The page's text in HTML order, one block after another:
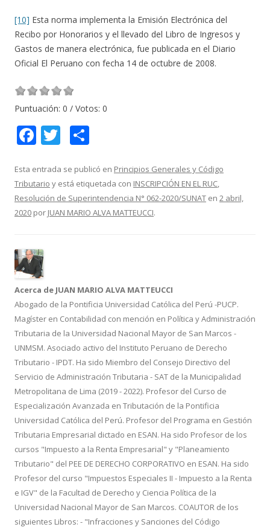
[10] Esta norma implementa la Emisión Electrónica del
Recibo por Honorarios y el llevado del Libro de Ingresos y
Gastos de manera electrónica, fue publicada en el Diario
Oficial El Peruano con fecha 14 de octubre de 2008.
Puntuación: 0 / Votos: 0
F
e
b
o
k
T
itt
er
m
p
ar
Esta entrada se publicó en Principios Generales y Código
Tributario y está etiquetada con INSCRIPCIÓN EN EL RUC,
Resolución de Superintendencia N° 062-2020/SUNAT en 2 abril,
2020 por JUAN MARIO ALVA MATTEUCCI.
Acerca de JUAN MARIO ALVA MATTEUCCI
Abogado de la Pontificia Universidad Católica del Perú -PUCP.
Magíster en Contabilidad con mención en Política y Administración
Tributaria de la Universidad Nacional Mayor de San Marcos -
UNMSM. Asociado activo del Instituto Peruano de Derecho
Tributario - IPDT. Ha sido Miembro del Consejo Directivo del
Servicio de Administración Tributaria - SAT de la Municipalidad
Metropolitana de Lima (2019 - 2022). Profesor del Curso de
Especialización Avanzada en Tributación de la Pontificia
Universidad Católica del Perú. Profesor del Programa en Gestión
Tributaria Empresarial dictado en ESAN. Ha sido Profesor de los
cursos "Impuesto a la Renta Empresarial" y "Planeamiento
Tributario" del PEE DE DERECHO CORPORATIVO en ESAN. Ha sido
Profesor del curso "Impuestos Especiales II - Impuesto a la Renta
e IGV" de la Facultad de Derecho y Ciencia Política de la
Universidad Nacional Mayor de San Marcos. COAUTOR de los
siguientes Libros: - "Infracciones y Sanciones del Código